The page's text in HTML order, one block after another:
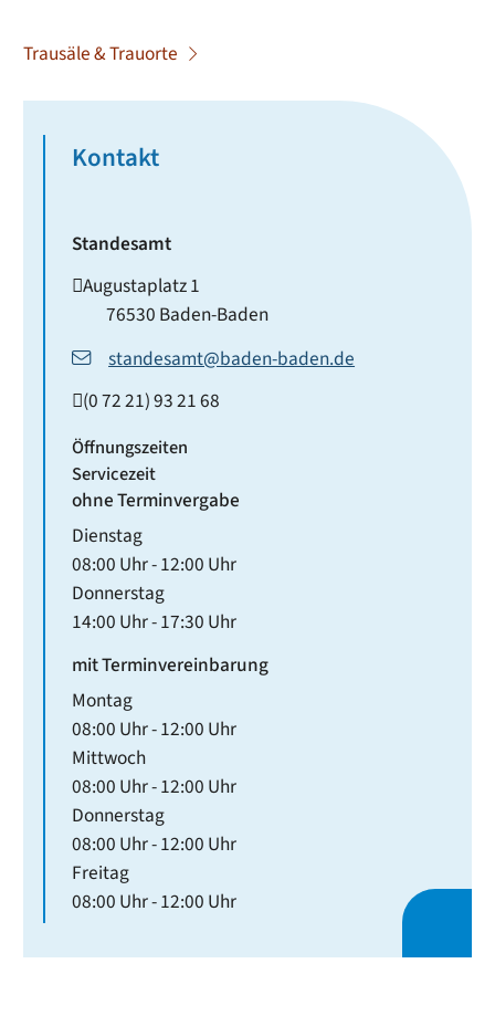
Trausäle & Trauorte
Kontakt
Standesamt
Augustaplatz 1
76530 Baden-Baden
standesamt@baden-baden.de
(07221) 932168
Öffnungszeiten
Servicezeit
ohne Terminvergabe
Dienstag
08:00 Uhr-12:00 Uhr
Donnerstag
14:00 Uhr-17:30 Uhr
mit Terminvereinbarung
Montag
08:00 Uhr-12:00 Uhr
Mittwoch
08:00 Uhr-12:00 Uhr
Donnerstag
08:00 Uhr-12:00 Uhr
Freitag
08:00 Uhr-12:00 Uhr